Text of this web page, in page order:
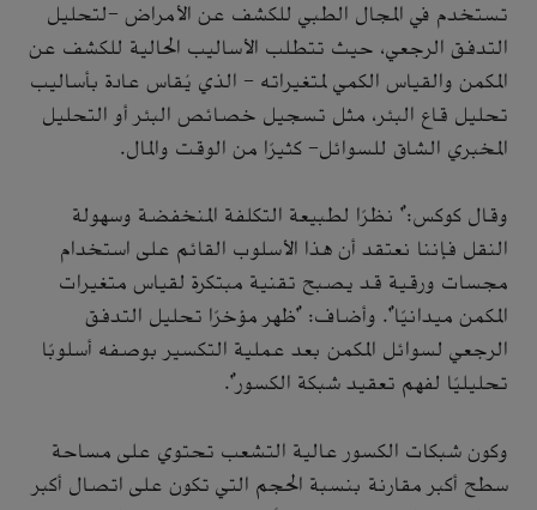
تستخدم في المجال الطبي للكشف عن الأمراض -لتحليل
التدفق الرجعي، حيث تتطلب الأساليب الحالية للكشف عن
المكمن والقياس الكمي لمتغيراته - الذي يُقاس عادة بأساليب
تحليل قاع البئر، مثل تسجيل خصائص البئر أو التحليل
المخبري الشاق للسوائل- كثيرًا من الوقت والمال.
وقال كوكس:" نظرًا لطبيعة التكلفة المنخفضة وسهولة
النقل فإننا نعتقد أن هذا الأسلوب القائم على استخدام
مجسات ورقية قد يصبح تقنية مبتكرة لقياس متغيرات
المكمن ميدانيًا". وأضاف: "ظهر مؤخرًا تحليل التدفق
الرجعي لسوائل المكمن بعد عملية التكسير بوصفه أسلوبًا
تحليليًا لفهم تعقيد شبكة الكسور".
وكون شبكات الكسور عالية التشعب تحتوي على مساحة
سطح أكبر مقارنة بنسبة الحجم التي تكون على اتصال أكبر